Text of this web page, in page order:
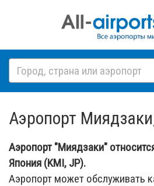
Аэропорт
Аэропорт "Миядзаки"
Япония (KMI, JP).
Аэропорт может обслуживать